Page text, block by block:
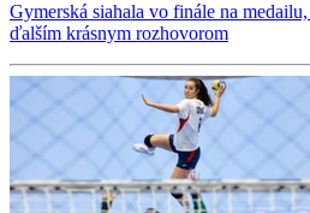
Gymerská siahala vo finále na
ďalším krásnym rozhovorom